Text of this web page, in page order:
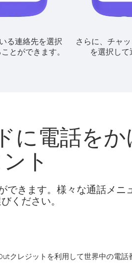
る連絡先を選択
とができます。
さらに、チャ
を選択して
に電話を
ト
きます。様々な通話メニ
ください。
クレジットを利用して世界中の電話